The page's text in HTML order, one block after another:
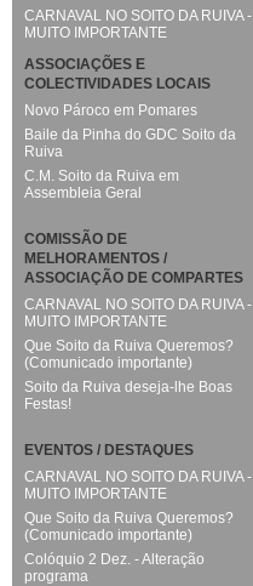
CARNAVAL NO SOITO DA RUIVA -
MUITO IMPORTANTE
ASSOCIAÇÕES E
COLECTIVIDADES LOCAIS
Novo Pároco em Pomares
Baile da Pinha do GDC Soito da
Ruiva
C.M. Soito da Ruiva em
Assembleia Geral
COMISSÃO DE
MELHORAMENTOS /
ASSOCIAÇÃO DE COMPARTES
CARNAVAL NO SOITO DA RUIVA -
MUITO IMPORTANTE
Que Soito da Ruiva Queremos?
(Comunicado importante)
Soito da Ruiva deseja-lhe Boas
Festas!
EVENTOS / DESTAQUES
CARNAVAL NO SOITO DA RUIVA -
MUITO IMPORTANTE
Que Soito da Ruiva Queremos?
(Comunicado importante)
Colóquio 2 Dez. - Alteração
programa